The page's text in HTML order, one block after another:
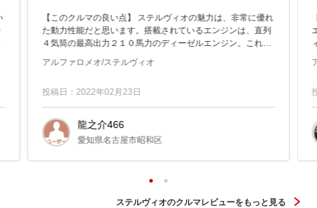
【このクルマの良い点】 ステルヴィオの魅力は、非常に優れ
た動力性能だと思います。搭載されているエンジンは、直列
４気筒の最高出力２１０馬力のディーゼルエンジン。これは
りも加速スピードが速...
アルファロメオ/ステルヴィオ
投稿日：2022年02月23日
龍之介466
愛知県名古屋市昭和区
ステルヴィオのクルマレビューをもっと見る